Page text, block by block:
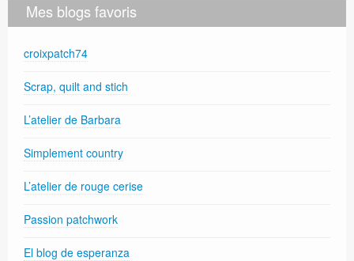
Mes blogs favoris
croixpatch74
Scrap, quilt and stich
L’atelier de Barbara
Simplement country
L’atelier de rouge cerise
Passion patchwork
El blog de esperanza